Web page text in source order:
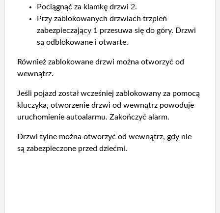
Pociągnąć za klamkę drzwi 2.
Przy zablokowanych drzwiach trzpień
zabezpieczający 1 przesuwa się do góry. Drzwi
są odblokowane i otwarte.
Również zablokowane drzwi można otworzyć od
wewnątrz.
Jeśli pojazd został wcześniej zablokowany za pomocą
kluczyka, otworzenie drzwi od wewnątrz powoduje
uruchomienie autoalarmu. Zakończyć alarm.
Drzwi tylne można otworzyć od wewnątrz, gdy nie
są zabezpieczone przed dziećmi.